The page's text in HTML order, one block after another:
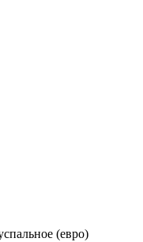
(евро)